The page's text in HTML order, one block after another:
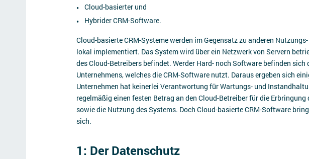
Cloud-basierter und
Hybrider CRM-Software.
Cloud-basierte CRM-Systeme werden im Gegensatz zu anderen
lokal implementiert. Das System wird über ein Netzwerk von Servern
des Cloud-Betreibers befindet. Werder Hard- noch Software befinden sich
Unternehmens, welches die CRM-Software nutzt. Daraus ergeben sich
Unternehmen hat keinerlei Verantwortung für Wartungs- und
regelmäßig einen festen Betrag an den Cloud-Betreiber für die
sowie die Nutzung des Systems. Doch Cloud-basierte CRM-Software
sich.
1: Der Datenschutz